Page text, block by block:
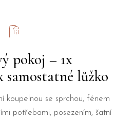
pokoj – 1x
samostatné lůžko
koupelnou se sprchou, fénem
potřebami, posezením, šatní